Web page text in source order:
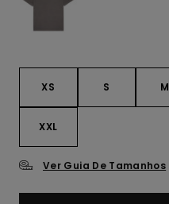
XS S M
XXL
Ver Guia De Tamanhos